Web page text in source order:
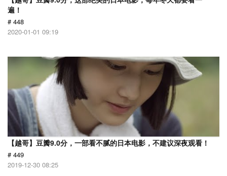
遍！
# 448
2020-01-01 09:19
【越哥】豆瓣9.0分，一部看不腻的日本电影，不建议深夜观看！
# 449
2019-12-30 08:25